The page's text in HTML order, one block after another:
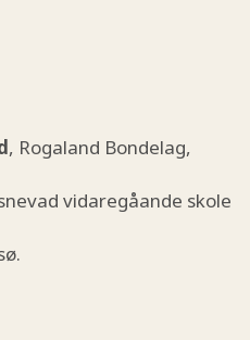
, Rogaland Bondelag,
vidaregåande skole